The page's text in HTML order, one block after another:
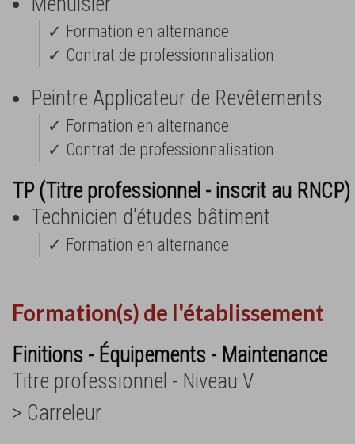
✓ Formation en alternance
✓ Contrat de professionnalisation
Peintre Applicateur de Revêtements
✓ Formation en alternance
✓ Contrat de professionnalisation
TP (Titre professionnel - inscrit au RNCP)
Technicien d'études bâtiment
✓ Formation en alternance
Formation(s) de l'établissement
Finitions - Équipements - Maintenance
Titre professionnel - Niveau V
> Carreleur